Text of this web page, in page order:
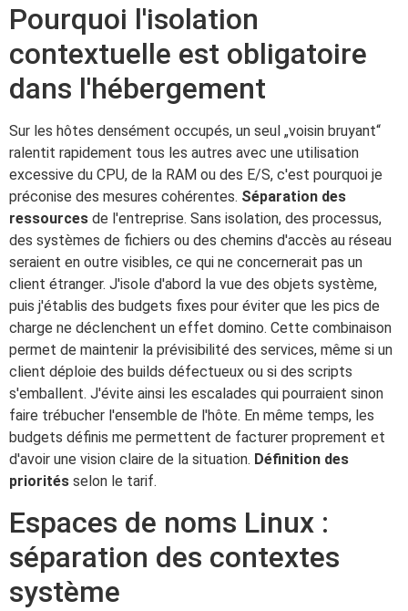
Pourquoi l'isolation
contextuelle est obligatoire
dans l'hébergement
Sur les hôtes densément occupés, un seul „voisin bruyant“
ralentit rapidement tous les autres avec une utilisation
excessive du CPU, de la RAM ou des E/S, c'est pourquoi je
préconise des mesures cohérentes. Séparation des
ressources de l'entreprise. Sans isolation, des processus,
des systèmes de fichiers ou des chemins d'accès au réseau
seraient en outre visibles, ce qui ne concernerait pas un
client étranger. J'isole d'abord la vue des objets système,
puis j'établis des budgets fixes pour éviter que les pics de
charge ne déclenchent un effet domino. Cette combinaison
permet de maintenir la prévisibilité des services, même si un
client déploie des builds défectueux ou si des scripts
s'emballent. J'évite ainsi les escalades qui pourraient sinon
faire trébucher l'ensemble de l'hôte. En même temps, les
budgets définis me permettent de facturer proprement et
d'avoir une vision claire de la situation. Définition des
priorités selon le tarif.
Espaces de noms Linux :
séparation des contextes
système